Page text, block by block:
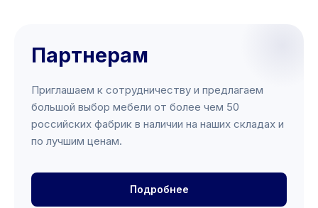
Партнерам
Приглашаем к сотрудничеству и предлагаем
большой выбор мебели от более чем 50
российских фабрик в наличии на наших складах и
по лучшим ценам.
Подробнее